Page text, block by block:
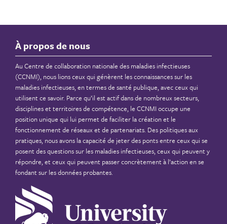
À propos de nous
Au Centre de collaboration nationale des maladies infectieuses
(CCNMI), nous lions ceux qui génèrent les connaissances sur les
maladies infectieuses, en termes de santé publique, avec ceux qui
utilisent ce savoir. Parce qu’il est actif dans de nombreux secteurs,
disciplines et territoires de compétence, le CCNMI occupe une
position unique qui lui permet de faciliter la création et le
fonctionnement de réseaux et de partenariats. Des politiques aux
pratiques, nous avons la capacité de jeter des ponts entre ceux qui se
posent des questions sur les maladies infectieuses, ceux qui peuvent y
répondre, et ceux qui peuvent passer concrètement à l’action en se
fondant sur les données probantes.